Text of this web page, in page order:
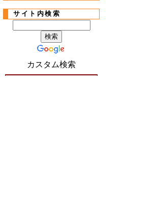
サイト内検索
カスタム検索